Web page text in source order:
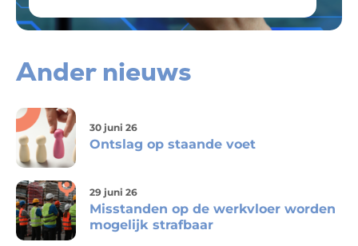
Ander nieuws
30 juni 26
Ontslag op staande voet
29 juni 26
Misstanden op de werkvloer worden
mogelijk strafbaar